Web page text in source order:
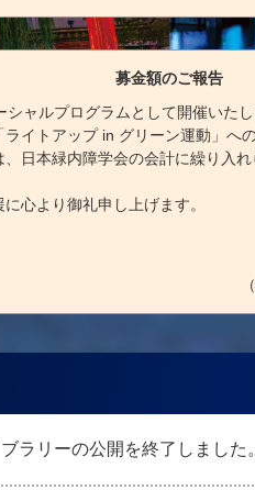
募金額のご報告
ャルプログラムとして開催いた
ライトアップ in グリーン運動」へ
日本緑内障学会の会計に繰り入
心より御礼申し上げます。
ラリーの公開を終了しました。